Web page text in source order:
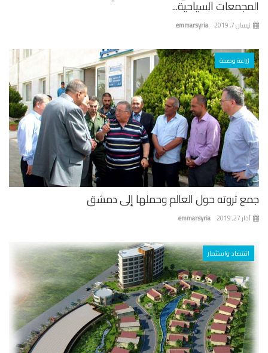
السياحية...
emmarsyria 7, 2019
زراعة وصحة
ثروته حول العالم وحملها إلى دمشق
emmarsyria 27, 2019
اقتصاد واستثمار